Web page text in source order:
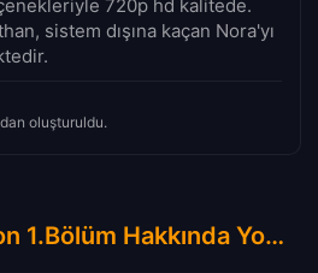
720p hd kalitede.
sistem dışına kaçan Nora'yı
oluşturuldu.
Upload : 2.Sezon 1.Bölüm Hakkında Yorumlar